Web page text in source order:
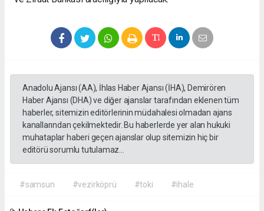
Anadolu Ajansı (AA), İhlas Haber Ajansı (İHA), Demirören
Haber Ajansı (DHA) ve diğer ajanslar tarafından eklenen tüm
haberler, sitemizin editörlerinin müdahalesi olmadan ajans
kanallarından çekilmektedir. Bu haberlerde yer alan hukuki
muhataplar haberi geçen ajanslar olup sitemizin hiç bir
editörü sorumlu tutulamaz...
#samsun #vezirköprü #toki #ihale